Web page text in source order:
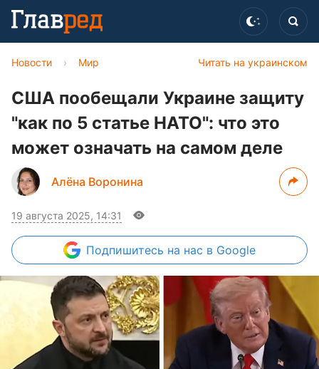
Читать на украинском
Новости › Мир
США пообещали Украине защиту
"как по 5 статье НАТО": что это
может означать на самом деле
Алёна Воронина
19 августа 2025, 14:31
Подпишитесь на нас в Google